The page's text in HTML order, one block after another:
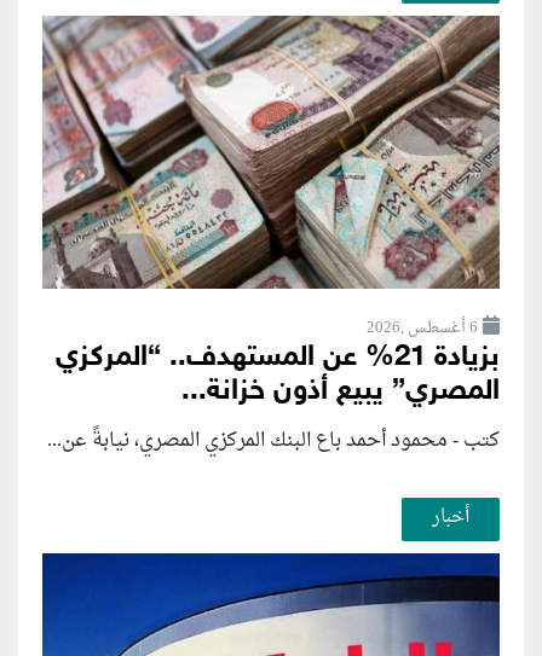
6 أغسطس ,2026
بزيادة 21% عن المستهدف.. “المركزي
المصري” يبيع أذون خزانة...
كتب - محمود أحمد باع البنك المركزي المصري، نيابةً عن...
أخبار